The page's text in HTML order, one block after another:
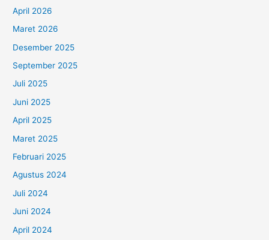
April 2026
Maret 2026
Desember 2025
September 2025
Juli 2025
Juni 2025
April 2025
Maret 2025
Februari 2025
Agustus 2024
Juli 2024
Juni 2024
April 2024